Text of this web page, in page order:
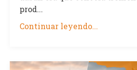
prod...
Continuar leyendo...